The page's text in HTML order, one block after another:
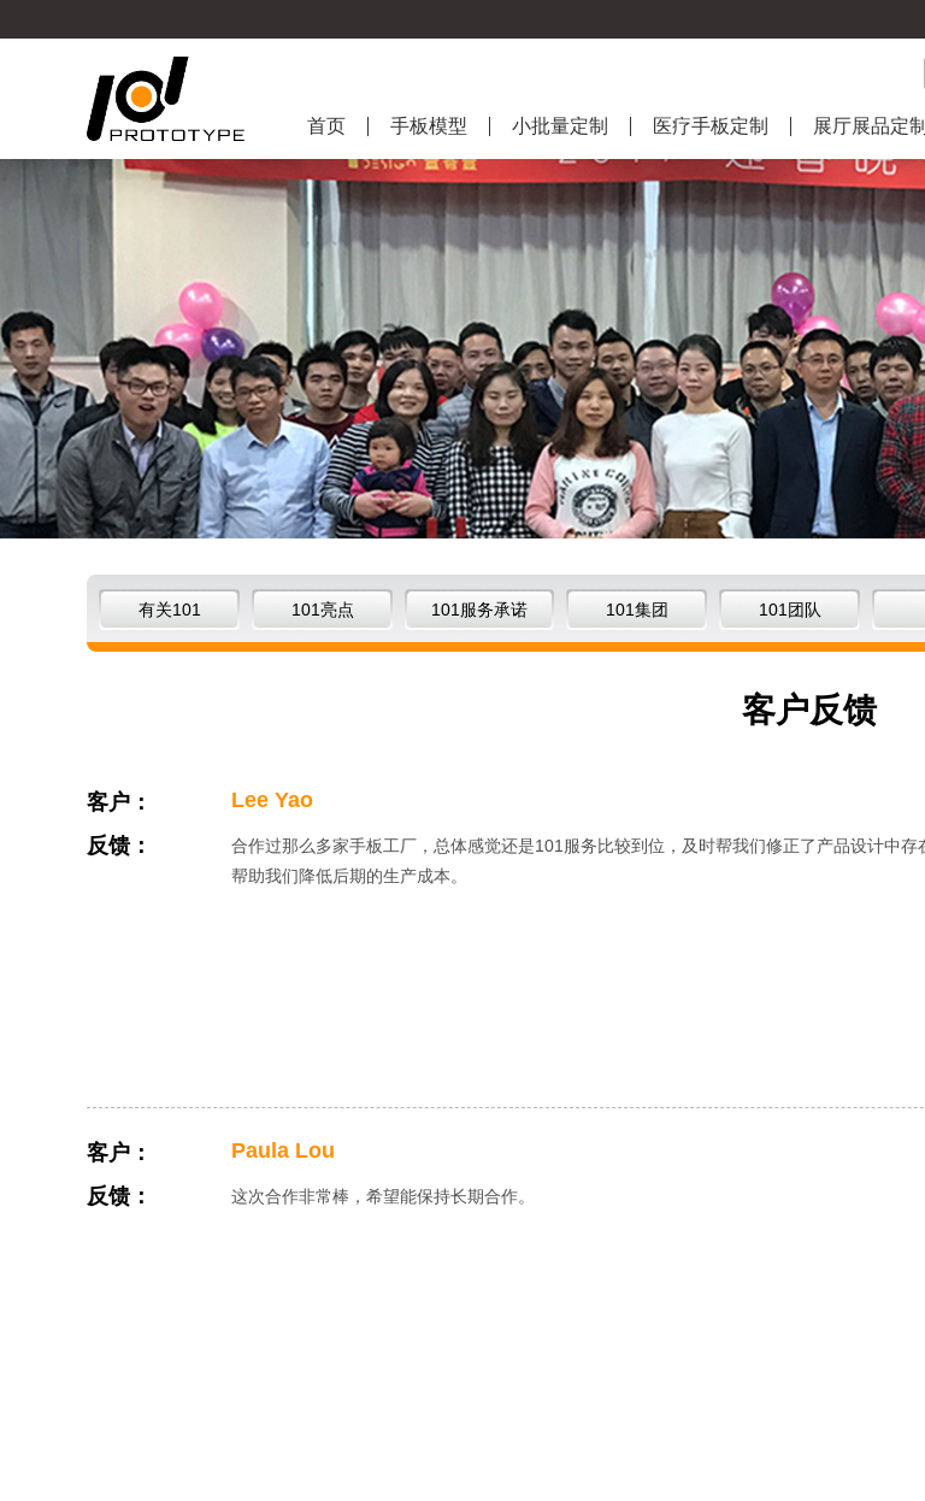
首页 手板模型 小批量定制 医疗手板定制 展厅展品定制
有关101 101亮点 101服务承诺 101集团 101团队
客户反馈
客户：
Lee Yao
反馈：
合作过那么多家手板工厂，总体感觉还是101服务比较到位，及时帮我们修正了产品设计中存
帮助我们降低后期的生产成本。
客户：
Paula Lou
反馈：
这次合作非常棒，希望能保持长期合作。